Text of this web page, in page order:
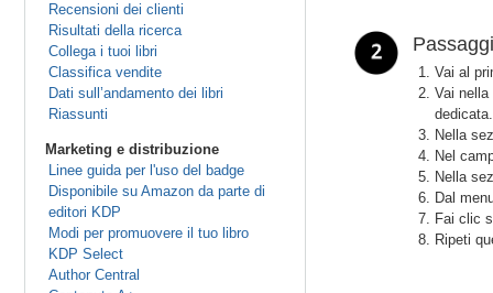
Recensioni dei clienti
Risultati della ricerca
Collega i tuoi libri
Classifica vendite
Dati sull’andamento dei libri
Riassunti
Marketing e distribuzione
Linee guida per l'uso del badge
Disponibile su Amazon da parte di
editori KDP
Modi per promuovere il tuo libro
KDP Select
Author Central
Vai al
Vai
dedicata.
Nella
Nel
Nella
Dal
Fai clic
Ripeti